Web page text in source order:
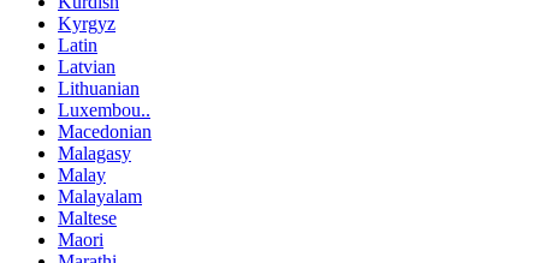
Kyrgyz
Latin
Latvian
Lithuanian
Luxembou..
Macedonian
Malagasy
Malay
Malayalam
Maltese
Maori